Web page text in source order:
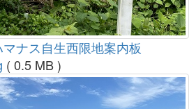
ナス自生西限地案内板
( 0.5 MB )